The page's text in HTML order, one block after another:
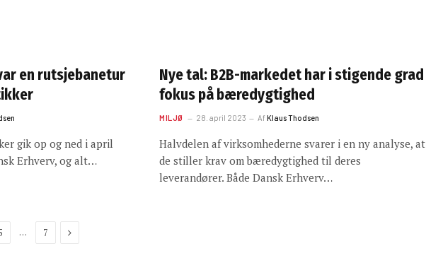
en rutsjebanetur
gik op og ned i april
Erhverv, og alt…
Nye tal: B2B-markedet har i stigende grad
fokus på bæredygtighed
MILJØ 28. april 2023 AfKlaus Thodsen
Halvdelen af virksomhederne svarer i en ny analyse, at
de stiller krav om bæredygtighed til deres
leverandører. Både Dansk Erhverv…
… 7 Next